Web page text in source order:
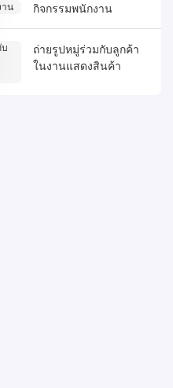
กิจกรรมพนักงาน
ถ่ายรูปหมู่ร่วมกับลูกค้า
ในงานแสดงสินค้า